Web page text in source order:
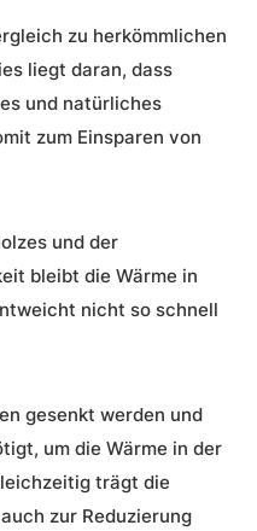
zu herkömmlichen
liegt daran, dass
und natürliches
zum Einsparen von
und der
bleibt die Wärme in
nicht so schnell
gesenkt werden und
um die Wärme in der
trägt die
zur Reduzierung